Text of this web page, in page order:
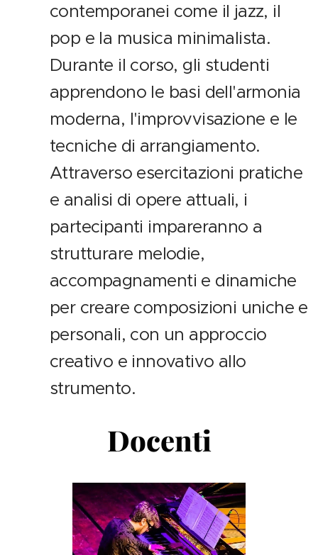
contemporanei come il jazz, il
pop e la musica minimalista.
Durante il corso, gli studenti
apprendono le basi dell'armonia
moderna, l'improvvisazione e le
tecniche di arrangiamento.
Attraverso esercitazioni pratiche
e analisi di opere attuali, i
partecipanti impareranno a
strutturare melodie,
accompagnamenti e dinamiche
per creare composizioni uniche e
personali, con un approccio
creativo e innovativo allo
strumento.
Docenti